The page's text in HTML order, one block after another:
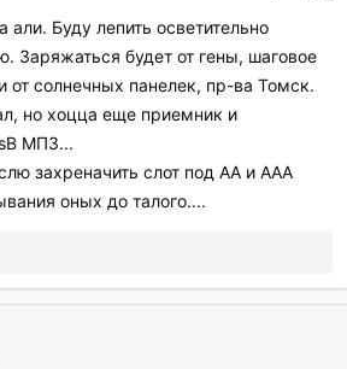
али. Буду лепить осветительно
Заряжаться будет от гены, шаговое
от солнечных панелек, пр-ва Томск.
но хоцца еще приемник и
МП3...
захреначить слот под АА и ААА
оных до талого....